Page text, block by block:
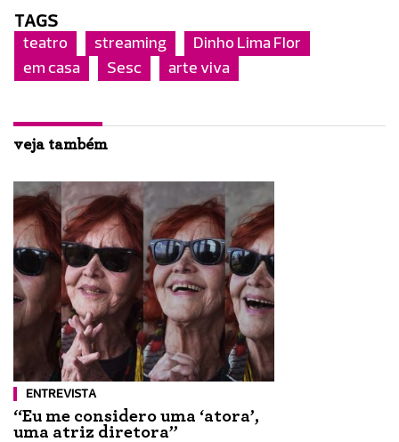
TAGS
teatro streaming
Dinho Lima Flor
em casa
Sesc arte viva
veja também
ENTREVISTA
“Eu me considero uma ‘atora’,
uma atriz diretora”